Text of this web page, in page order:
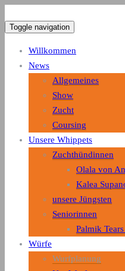
von
Zuchtstätte
Toggle navigation
Willkommen
News
Allgemeines
Show
Zucht
Coursing
Unsere Whippets
Zuchthündinnen
Olala von
Kalea
unsere Jüngsten
Seniorinnen
Palmik
Würfe
Wurfplanung